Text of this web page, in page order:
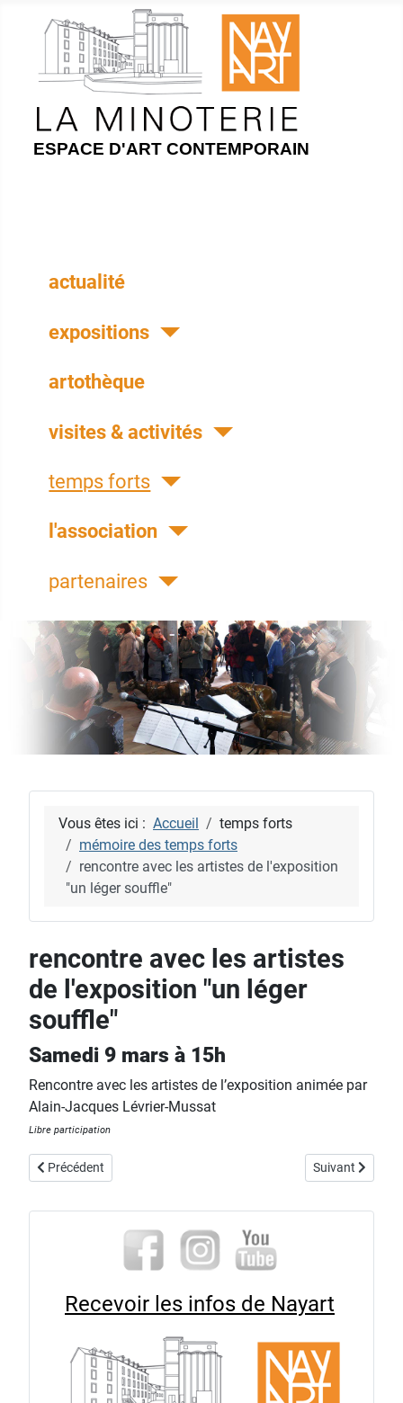
ESPACE D'ART CONTEMPORAIN
actualité
expositions
artothèque
visites & activités
temps forts
l'association
partenaires
Vous êtes ici : Accueil
temps forts
mémoire des temps forts
rencontre avec les artistes de l'exposition
"un léger souffle"
rencontre avec les artistes
de l'exposition "un léger
souffle"
Samedi 9 mars à 15h
Rencontre avec les artistes de l’exposition animée par
Alain-Jacques Lévrier-Mussat
Libre participation
Article précédent : projection du documentaire "le temps des
Précédent Article suivant :
Suivant
Recevoir les infos de Nayart